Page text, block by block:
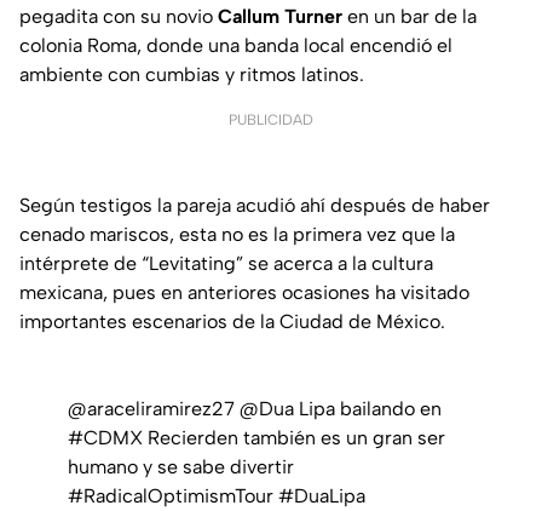
pegadita con su novio Callum Turner en un bar de la
colonia Roma, donde una banda local encendió el
ambiente con cumbias y ritmos latinos.
PUBLICIDAD
Según testigos la pareja acudió ahí después de haber
cenado mariscos, esta no es la primera vez que la
intérprete de “Levitating” se acerca a la cultura
mexicana, pues en anteriores ocasiones ha visitado
importantes escenarios de la Ciudad de México.
@araceliramirez27 @Dua Lipa bailando en
#CDMX Recierden también es un gran ser
humano y se sabe divertir
#RadicalOptimismTour #DuaLipa